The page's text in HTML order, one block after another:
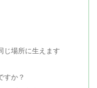
じ場所に生えます
すか？